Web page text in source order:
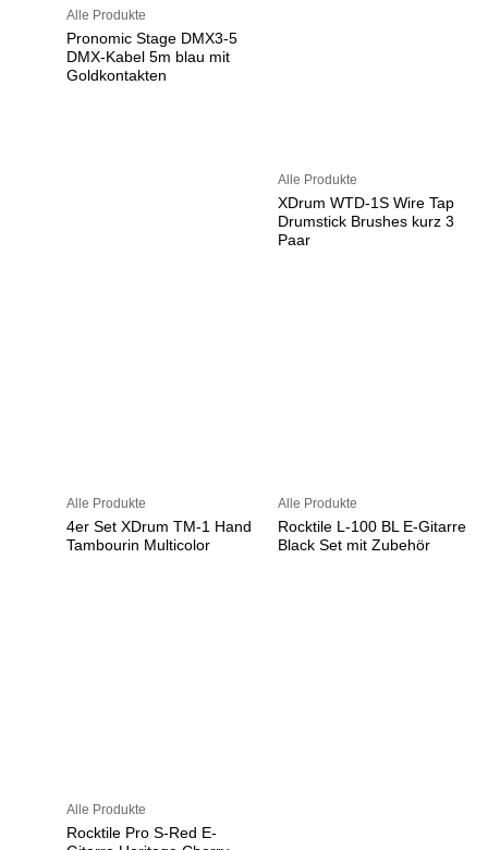
Alle Produkte
Pronomic Stage DMX3-5
DMX-Kabel 5m blau mit
Goldkontakten
Alle Produkte
XDrum WTD-1S Wire Tap
Drumstick Brushes kurz 3
Paar
Alle Produkte
4er Set XDrum TM-1 Hand
Tambourin Multicolor
Alle Produkte
Rocktile L-100 BL E-Gitarre
Black Set mit Zubehör
Alle Produkte
Rocktile Pro S-Red E-